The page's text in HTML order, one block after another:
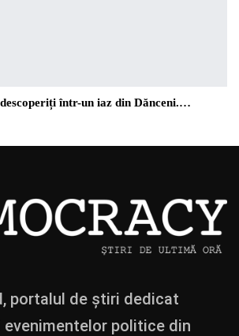
într-un iaz din Dănceni.…
portalul de știri dedicat
politice din